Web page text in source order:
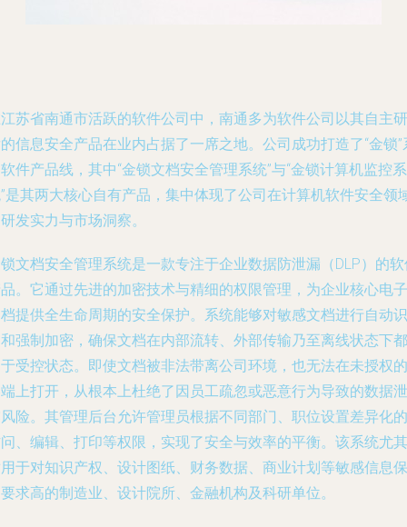
苏省南通市活跃的软件公司中，南通多为软件公司以其自主研
信息安全产品在业内占据了一席之地。公司成功打造了“金锁”
件产品线，其中“金锁文档安全管理系统”与“金锁计算机监控系
是其两大核心自有产品，集中体现了公司在计算机软件安全领
发实力与市场洞察。
文档安全管理系统是一款专注于企业数据防泄漏（DLP）的
。它通过先进的加密技术与精细的权限管理，为企业核心电子
提供全生命周期的安全保护。系统能够对敏感文档进行自动识
强制加密，确保文档在内部流转、外部传输乃至离线状态下都
受控状态。即使文档被非法带离公司环境，也无法在未授权的
上打开，从根本上杜绝了因员工疏忽或恶意行为导致的数据泄
险。其管理后台允许管理员根据不同部门、职位设置差异化的
、编辑、打印等权限，实现了安全与效率的平衡。该系统尤其
于对知识产权、设计图纸、财务数据、商业计划等敏感信息保
求高的制造业、设计院所、金融机构及科研单位。